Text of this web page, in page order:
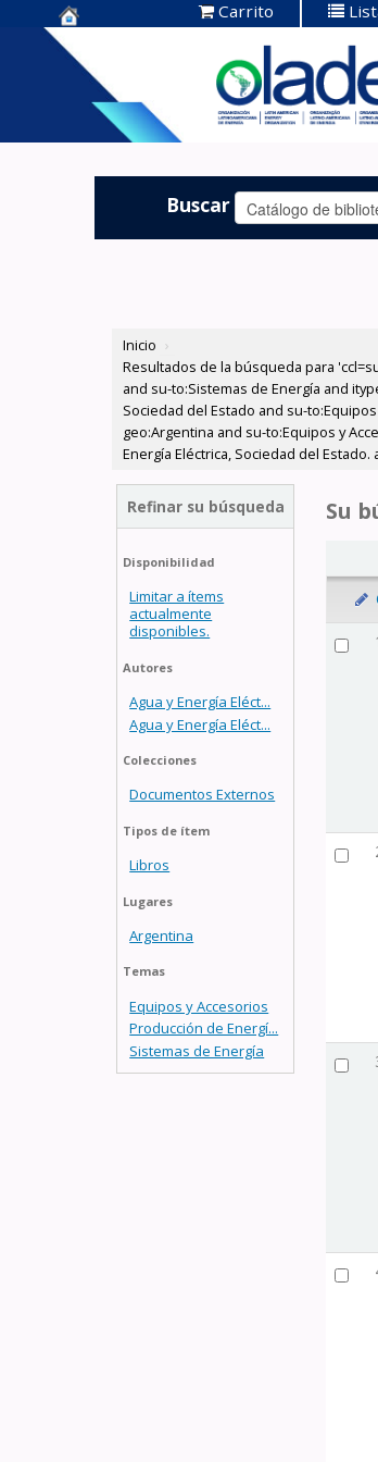
Centro de
Documentación
OLADE -
Carrito
Buscar
Inicio ›
Resultados de la búsqueda para
and su-to:Sistemas de Energía and
Sociedad del Estado and su-
geo:Argentina and su-to:Equipos y
Energía Eléctrica, Sociedad del
Refinar su búsqueda
Disponibilidad
Limitar a ítems
actualmente
disponibles.
Autores
Agua y Energía Eléct...
Agua y Energía Eléct...
Colecciones
Documentos Externos
Tipos de ítem
Libros
Lugares
Argentina
Temas
Equipos y Accesorios
Producción de Energí...
Sistemas de Energía
Su